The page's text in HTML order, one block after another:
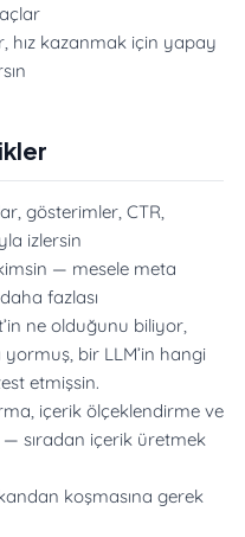
hız kazanmak için yapay
gösterimler, CTR,
izlersin
— mesele meta
fazlası
ne olduğunu biliyor,
bir LLM’in hangi
etmişsin.
içerik ölçeklendirme ve
— sıradan içerik üretmek
koşmasına gerek